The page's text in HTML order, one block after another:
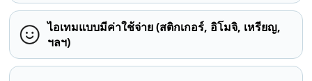
ไอเทมแบบมีค่าใช้จ่าย (สติกเกอร์, อิโมจิ, เหรียญ,
ฯลฯ)